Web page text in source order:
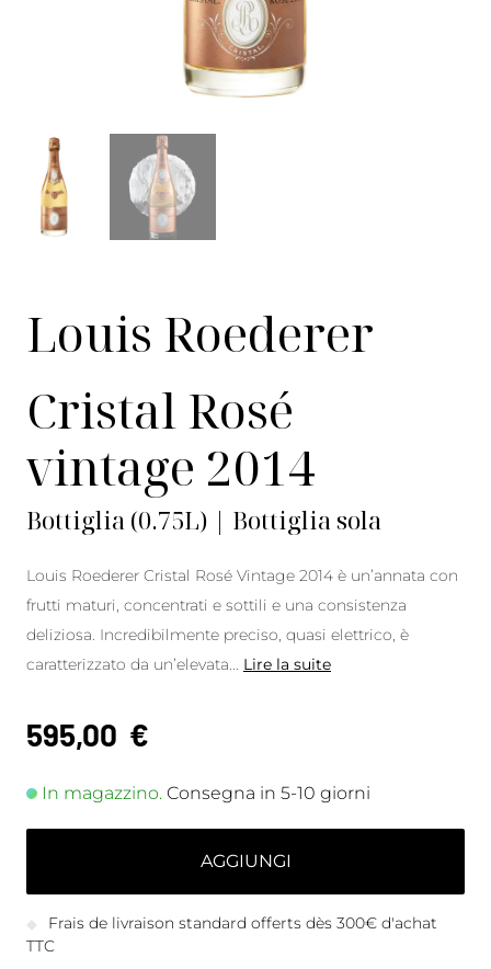
Louis Roederer
Cristal Rosé
vintage 2014
Bottiglia (0.75L) | Bottiglia sola
Louis Roederer Cristal Rosé Vintage 2014 è un’annata con
frutti maturi, concentrati e sottili e una consistenza
deliziosa. Incredibilmente preciso, quasi elettrico, è
caratterizzato da un’elevata
Lire la suite
595,00 €
In magazzino. Consegna in 5-10 giorni
AGGIUNGI
Frais de livraison standard offerts dès 300€ d'achat
TTC